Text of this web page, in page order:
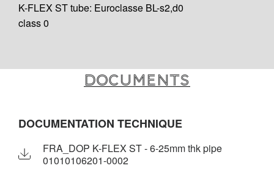
K-FLEX ST tube: Euroclasse BL-s2,d0
class 0
Documents
DOCUMENTATION TECHNIQUE
FRA_DOP K-FLEX ST - 6-25mm thk pipe
01010106201-0002